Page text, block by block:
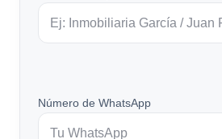
Número de WhatsApp